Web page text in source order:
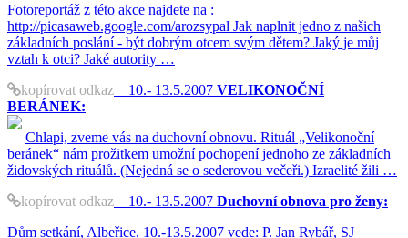
Fotoreportáž z této akce najdete na :
http://picasaweb.google.com/arozsypal Jak naplnit jedno z našich
základních poslání - být dobrým otcem svým dětem? Jaký je můj
vztah k otci? Jaké autority …
kopírovat odkaz 10.- 13.5.2007 VELIKONOČNÍ
BERÁNEK:
Chlapi, zveme vás na duchovní obnovu. Rituál „Velikonoční
beránek“ nám prožitkem umožní pochopení jednoho ze základních
židovských rituálů. (Nejedná se o sederovou večeři.) Izraelité žili …
kopírovat odkaz 10.- 13.5.2007 Duchovní obnova pro ženy:
Dům setkání, Albeřice, 10.-13.5.2007 vede: P. Jan Rybář, SJ